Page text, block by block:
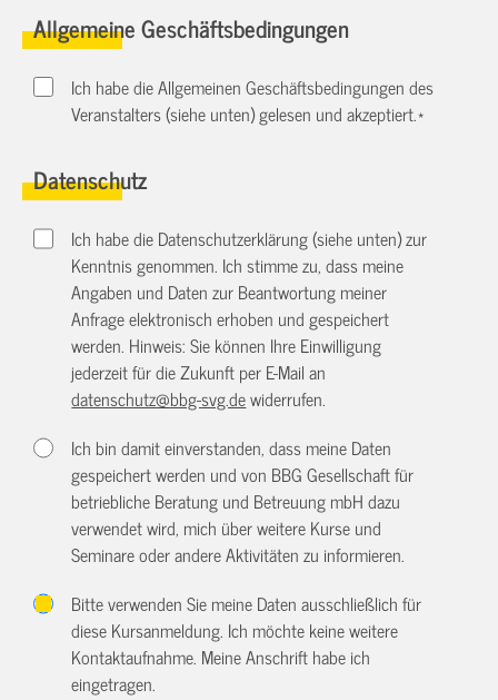
Allgemeine Geschäftsbedingungen
Ich habe die Allgemeinen Geschäftsbedingungen des
Veranstalters (siehe unten) gelesen und akzeptiert.*
Datenschutz
Ich habe die Datenschutzerklärung (siehe unten) zur
Kenntnis genommen. Ich stimme zu, dass meine
Angaben und Daten zur Beantwortung meiner
Anfrage elektronisch erhoben und gespeichert
werden. Hinweis: Sie können Ihre Einwilligung
jederzeit für die Zukunft per E-Mail an
datenschutz@bbg-svg.dewiderrufen.
Ich bin damit einverstanden, dass meine Daten
gespeichert werden und von BBG Gesellschaft für
betriebliche Beratung und Betreuung mbH dazu
verwendet wird, mich über weitere Kurse und
Seminare oder andere Aktivitäten zu informieren.
Bitte verwenden Sie meine Daten ausschließlich für
diese Kursanmeldung. Ich möchte keine weitere
Kontaktaufnahme. Meine Anschrift habe ich
eingetragen.